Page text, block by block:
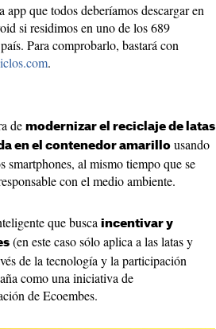
que todos deberíamos descargar en
si residimos en uno de los 689
Para comprobarlo, bastará con
.
de modernizar el reciclaje de latas
en el contenedor amarillo usando
smartphones, al mismo tiempo que se
con el medio ambiente.
que busca incentivar y
(en este caso sólo aplica a las latas y
de la tecnología y la participación
como una iniciativa de
de Ecoembes.